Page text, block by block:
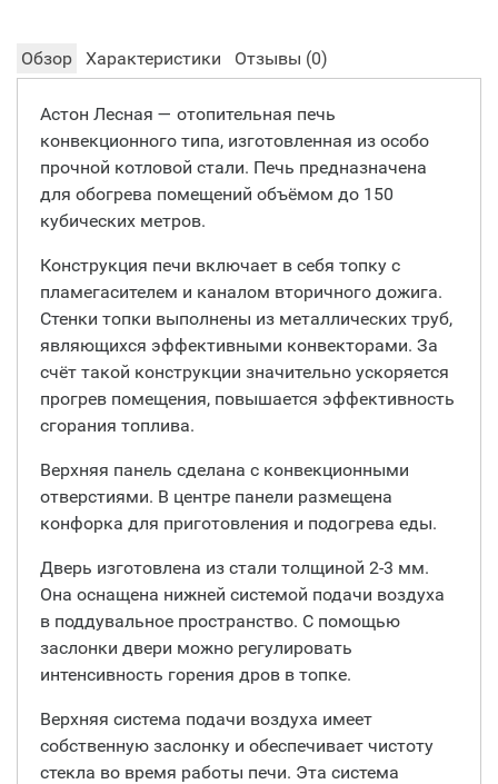
Обзор Характеристики Отзывы (0)
Астон Лесная — отопительная печь
конвекционного типа, изготовленная из особо
прочной котловой стали. Печь предназначена
для обогрева помещений объёмом до 150
кубических метров.
Конструкция печи включает в себя топку с
пламегасителем и каналом вторичного дожига.
Стенки топки выполнены из металлических труб,
являющихся эффективными конвекторами. За
счёт такой конструкции значительно ускоряется
прогрев помещения, повышается эффективность
сгорания топлива.
Верхняя панель сделана с конвекционными
отверстиями. В центре панели размещена
конфорка для приготовления и подогрева еды.
Дверь изготовлена из стали толщиной 2-3 мм.
Она оснащена нижней системой подачи воздуха
в поддувальное пространство. С помощью
заслонки двери можно регулировать
интенсивность горения дров в топке.
Верхняя система подачи воздуха имеет
собственную заслонку и обеспечивает чистоту
стекла во время работы печи. Эта система